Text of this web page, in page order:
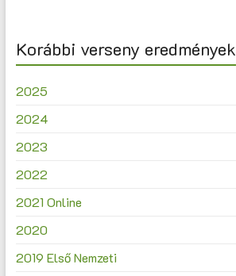
Korábbi verseny eredmények
2025
2024
2023
2022
2021 Online
2020
2019 Első Nemzeti